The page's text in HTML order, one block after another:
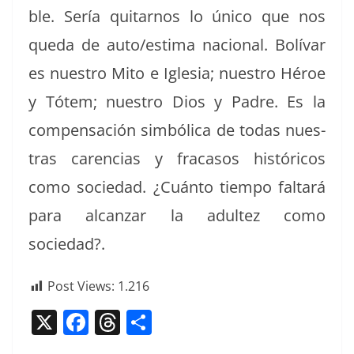
ble. Sería quitarnos lo úni­co que nos
que­da de auto/estima nacional. Bolí­var
es nue­stro Mito e Igle­sia; nue­stro Héroe
y Tótem; nue­stro Dios y Padre. Es la
com­pen­sación sim­bóli­ca de todas nues­
tras caren­cias y fra­ca­sos históri­cos
como sociedad. ¿Cuán­to tiem­po fal­tará
para alcan­zar la adul­tez como
sociedad?.
Post Views: 1.216
X F T